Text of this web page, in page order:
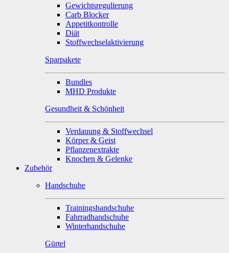
Gewichtsregulierung
Carb Blocker
Appetitkontrolle
Diät
Stoffwechselaktivierung
Sparpakete
Bundles
MHD Produkte
Gesundheit & Schönheit
Verdauung & Stoffwechsel
Körper & Geist
Pflanzenextrakte
Knochen & Gelenke
Zubehör
Handschuhe
Trainingshandschuhe
Fahrradhandschuhe
Winterhandschuhe
Gürtel